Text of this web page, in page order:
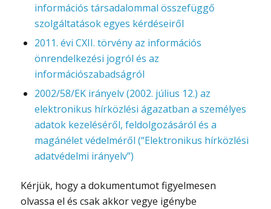
információs társadalommal összefüggő
szolgáltatások egyes kérdéseiről
2011. évi CXII. törvény az információs
önrendelkezési jogról és az
információszabadságról
2002/58/EK irányelv (2002. július 12.) az
elektronikus hírközlési ágazatban a személyes
adatok kezeléséről, feldolgozásáról és a
magánélet védelméről (“Elektronikus hírközlési
adatvédelmi irányelv”)
Kérjük, hogy a dokumentumot figyelmesen
olvassa el és csak akkor vegye igénybe